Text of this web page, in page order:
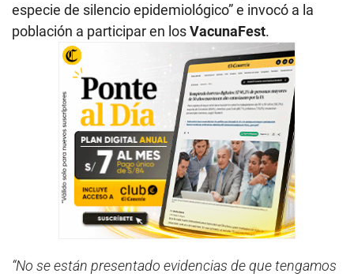
especie de silencio epidemiológico” e invocó a la
población a participar en losVacunaFest.
“No se están presentado evidencias de que tengamos